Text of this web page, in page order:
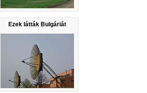
Ezek látták Bulgáriát